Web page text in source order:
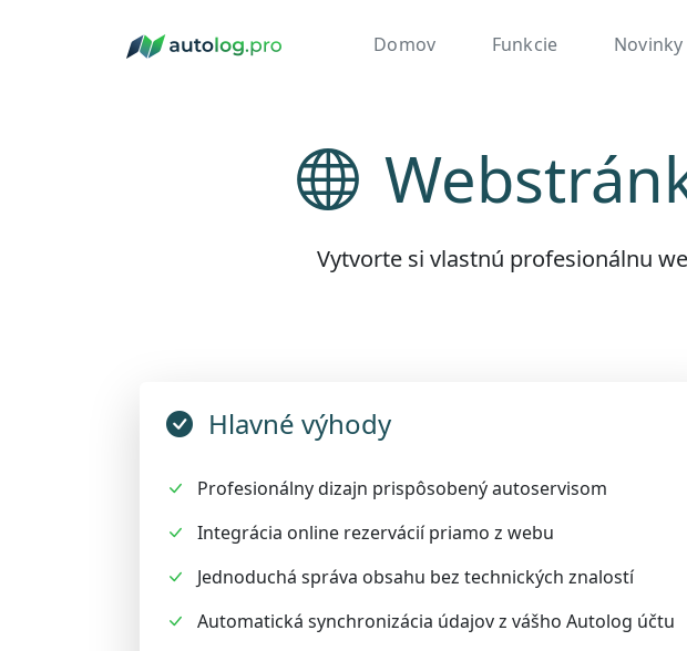
Domov Funkcie Novinky
Vytvorte si vlastnú profesionálnu
Hlavné výhody
Profesionálny dizajn prispôsobený autoservisom
Integrácia online rezervácií priamo z webu
Jednoduchá správa obsahu bez technických znalostí
Automatická synchronizácia údajov z vášho Autolog účtu